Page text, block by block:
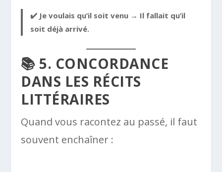
✔️ Je voulais qu’il soit venu → Il fallait qu’il
soit déjà arrivé.
📚 5. CONCORDANCE
DANS LES RÉCITS
LITTÉRAIRES
Quand vous racontez au passé, il faut
souvent enchaîner :